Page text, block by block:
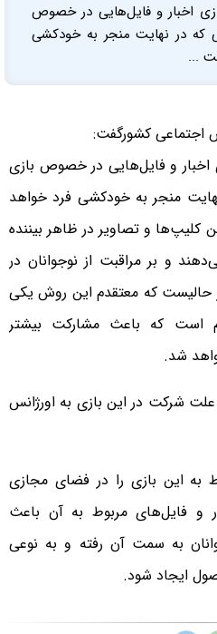
اخبار و فایل‌هایی در خصوص
که در نهایت منجر به خودکشی
...
اجتماعی کشورگفت:
و فایل‌هایی در خصوص بازی
منجر به خودکشی فرد خواهد
و تصاویر در ظاهر بیننده
و بر مراقبت از نوجوانان در
حالیست که معتقدم این روش‌ یکی
است که باعث مشارکت بیشتر
شد.
شرکت در این بازی به اورژانس
به این بازی را در فضای مجازی
و فایل‌های مربوط به آن باعث
به سمت آن رفته و به نوعی
ایجاد شود.